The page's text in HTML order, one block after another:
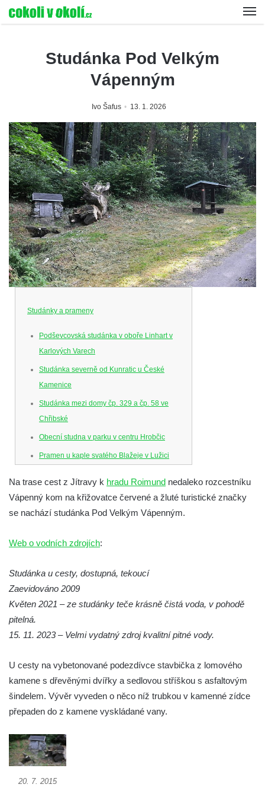
Studánka Pod Velkým
Vápenným
Ivo Šafus 13. 1. 2026
Studánky a prameny
Podševcovská studánka v oboře Linhart v
Karlových Varech
Studánka severně od Kunratic u České
Kamenice
Studánka mezi domy čp. 329 a čp. 58 ve
Chřibské
Obecní studna v parku v centru Hrobčic
Pramen u kaple svatého Blažeje v Lužici
Studánka Pod Velkým Vápenným
cestě pod Plešným
Studánka v obci Skály u Teplic nad Metují
Josefa v Krásné u Pěnčína
Pramen U svatého Antoníčka u koupaliště v
Teplicích nad Metují
Pramen Julinka na Masarykově náměstí v
Pramen Pod Velkou Kupou v
Broumovských stěnách
Mariánský pramen II v Dubé
Na trase cest z Jítravy k hradu Roimund nedaleko rozcestníku
Vápenný kom na křižovatce červené a žluté turistické značky
se nachází studánka Pod Velkým Vápenným.
Web o vodních zdrojích:
Studánka u cesty, dostupná, tekoucí
Zaevidováno 2009
Květen 2021 – ze studánky teče krásně čistá voda, v pohodě
pitelná.
15. 11. 2023 – Velmi vydatný zdroj kvalitní pitné vody.
U cesty na vybetonované podezdívce stavbička z lomového
kamene s dřevěnými dvířky a sedlovou stříškou s asfaltovým
šindelem. Vývěr vyveden o něco níž trubkou v kamenné zídce
přepaden do z kamene vyskládané vany.
20. 7. 2015